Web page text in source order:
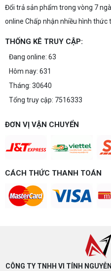
Đổi trả sản phẩm trong vòng 7
online Chấp nhận nhiều hình thức
THỐNG KÊ TRUY CẬP:
Đang online: 63
Hôm nay: 631
Tháng: 30640
Tổng truy cập: 7516333
ĐƠN VỊ VẬN CHUYỂN
CÁCH THỨC THANH TOÁN
CÔNG TY TNHH VI TÍNH